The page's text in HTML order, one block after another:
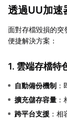
透過UU加速
面對存檔毀損的突
便捷解決方案：
1. 雲端存檔特
自動備份機制
擴充儲存容量
跨平台支援 ：